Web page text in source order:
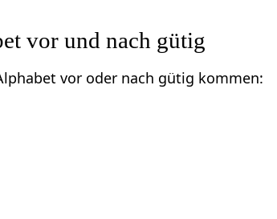
vor und nach gütig
vor oder nach gütig kommen: